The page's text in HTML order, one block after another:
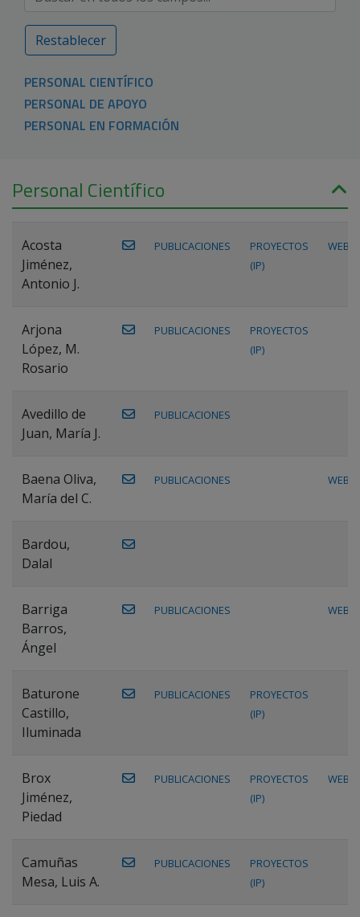
Restablecer
PERSONAL CIENTÍFICO
PERSONAL DE APOYO
PERSONAL EN FORMACIÓN
Personal Científico
Acosta
Jiménez,
Antonio J.
PUBLICACIONES
PROYECTOS
(IP)
WEB
Arjona
López, M.
Rosario
PUBLICACIONES
PROYECTOS
(IP)
Avedillo de
Juan, María J.
PUBLICACIONES
Baena Oliva,
María del C.
PUBLICACIONES WEB
Bardou,
Dalal
Barriga
Barros,
Ángel
PUBLICACIONES WEB
Baturone
Castillo,
Iluminada
PUBLICACIONES
PROYECTOS
(IP)
Brox
Jiménez,
Piedad
PUBLICACIONES
PROYECTOS
(IP)
WEB
Camuñas
Mesa, Luis A.
PUBLICACIONES
PROYECTOS
(IP)